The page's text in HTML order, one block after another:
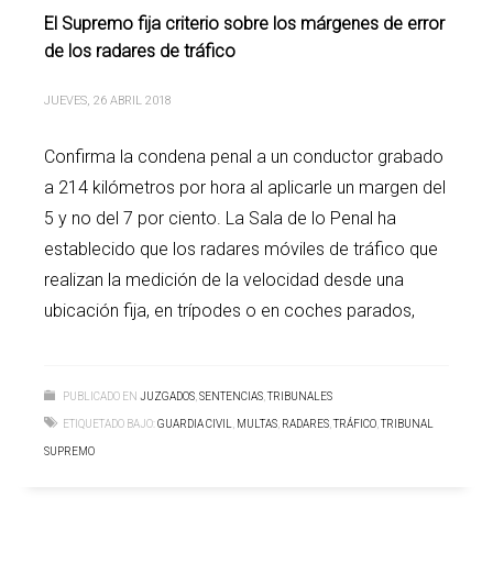
El Supremo fija criterio sobre los márgenes de error
de los radares de tráfico
JUEVES, 26 ABRIL 2018
Confirma la condena penal a un conductor grabado
a 214 kilómetros por hora al aplicarle un margen del
5 y no del 7 por ciento. La Sala de lo Penal ha
establecido que los radares móviles de tráfico que
realizan la medición de la velocidad desde una
ubicación fija, en trípodes o en coches parados,
PUBLICADO EN JUZGADOS,SENTENCIAS,TRIBUNALES
ETIQUETADO BAJO:GUARDIA CIVIL, MULTAS, RADARES,TRÁFICO,TRIBUNAL
SUPREMO